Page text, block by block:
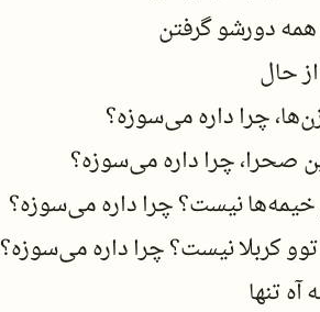
دورشو گرفتن
حال
چرا داره می‌سوزه؟
صحرا، چرا داره می‌سوزه؟
نیست؟ چرا داره می‌سوزه؟
کربلا نیست؟ چرا داره می‌سوزه؟
تنها